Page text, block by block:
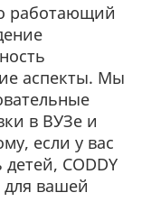
работающий
аспекты. Мы
в ВУЗе и
если у вас
CODDY
вашей